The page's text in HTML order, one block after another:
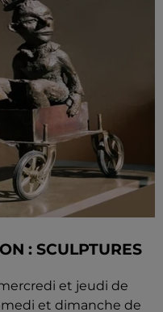
: SCULPTURES
et jeudi de
et dimanche de